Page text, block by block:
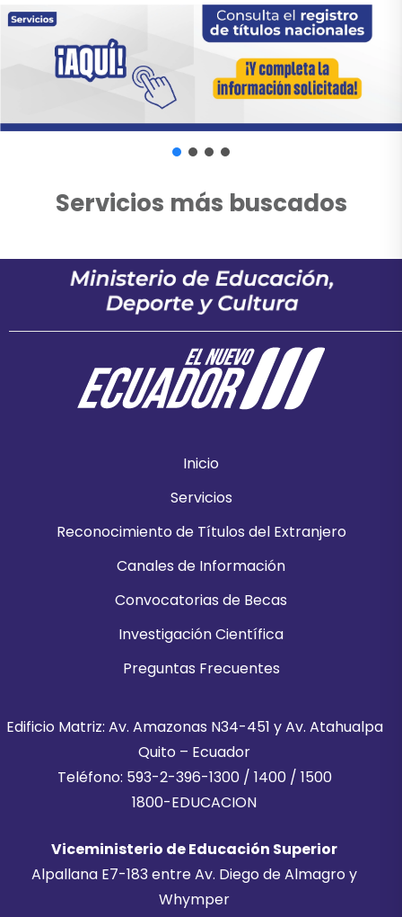
Servicios más buscados
Inicio
Servicios
Reconocimiento de Títulos del Extranjero
Canales de Información
Convocatorias de Becas
Investigación Científica
Preguntas Frecuentes
Edificio Matriz: Av. Amazonas N34-451 y Av. Atahualpa
Quito – Ecuador
Teléfono: 593-2-396-1300 / 1400 / 1500
1800-EDUCACION
Viceministerio de Educación Superior
Alpallana E7-183 entre Av. Diego de Almagro y
Whymper